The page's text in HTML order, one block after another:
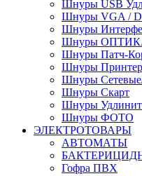
Шнуры USB
Шнуры VGA /
Шнуры
Шнуры
Шнуры Патч-
Шнуры Принтер
Шнуры
Шнуры Скарт
Шнуры
Шнуры ФОТО
ЭЛЕКТРОТОВАРЫ
АВТОМАТЫ
Гофра ПВХ